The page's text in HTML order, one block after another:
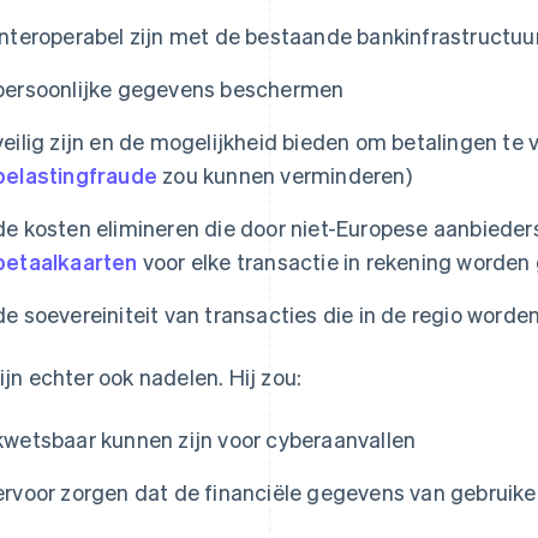
zijn met de bestaande
gegevens beschermen
zijn en de mogelijkheid bieden om betalingen te
zou kunnen verminderen)
kosten elimineren die door niet-Europese
voor elke transactie in rekening
soevereiniteit van transacties die in de regio
echter ook nadelen. Hij zou:
kunnen zijn voor cyberaanvallen
zorgen dat de financiële gegevens van